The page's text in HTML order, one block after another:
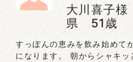
大川喜子
県 51歳
すっぽんの恵みを飲み始めて
になります。 朝からシャキッ